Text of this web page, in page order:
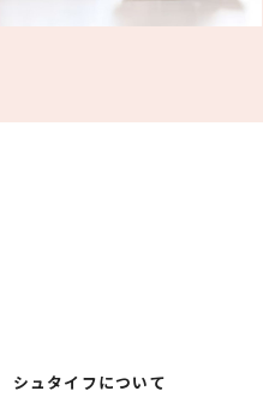
シュタイフについて